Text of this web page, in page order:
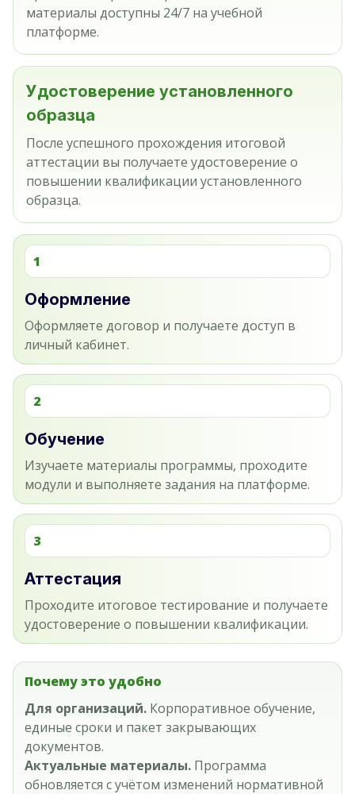
материалы доступны 24/7 на учебной
платформе.
Удостоверение установленного
образца
После успешного прохождения итоговой
аттестации вы получаете удостоверение о
повышении квалификации установленного
образца.
1
Оформление
Оформляете договор и получаете доступ в
личный кабинет.
2
Обучение
Изучаете материалы программы, проходите
модули и выполняете задания на платформе.
3
Аттестация
Проходите итоговое тестирование и получаете
удостоверение о повышении квалификации.
Почему это удобно
Для организаций. Корпоративное обучение,
единые сроки и пакет закрывающих
документов.
Актуальные материалы. Программа
обновляется с учётом изменений нормативной